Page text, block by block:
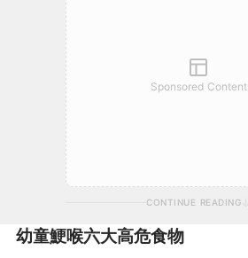
Sponsored Content
CONTINUE READING
幼童鯁喉六大高危食物